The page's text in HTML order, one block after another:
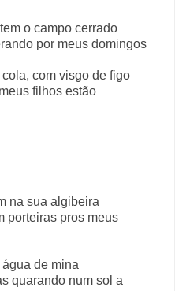
o campo cerrado
por meus domingos
com visgo de figo
filhos estão
na sua algibeira
porteiras pros meus
de mina
quarando num sol a